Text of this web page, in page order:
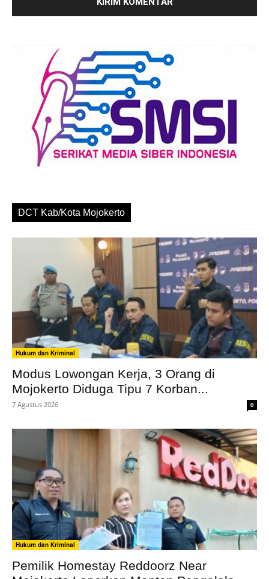
DCT Kab/Kota Mojokerto
Hukum dan Kriminal
Modus Lowongan Kerja, 3 Orang di
Mojokerto Diduga Tipu 7 Korban...
7 Agustus 2026 0
Hukum dan Kriminal
Pemilik Homestay Reddoorz Near